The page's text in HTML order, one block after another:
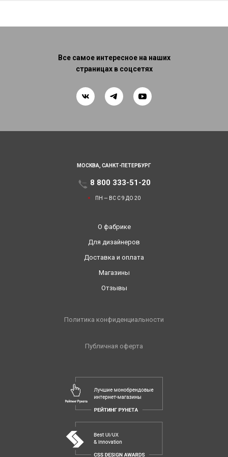
Все самое интересное на наших
страницах в соцсетях
МОСКВА, САНКТ-ПЕТЕРБУРГ
8 800 333-51-20
ПН — ВС С 9 ДО 20
О фабрике
Для дизайнеров
Доставка и оплата
Магазины
Отзывы
Политика конфиденциальности
Публичная оферта